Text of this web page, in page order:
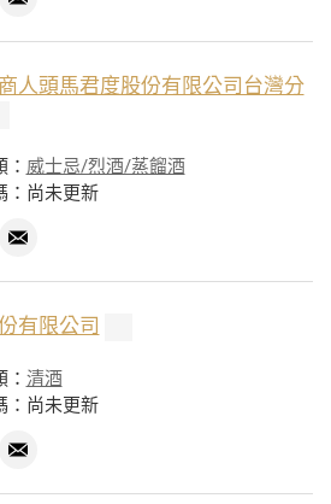
人頭馬君度股份有限公司台灣分
威士忌/烈酒/蒸餾酒
：尚未更新
有限公司
清酒
：尚未更新